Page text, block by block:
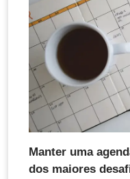
Manter uma
dos maiores